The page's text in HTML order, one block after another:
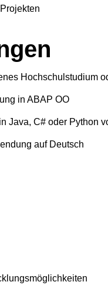
Hochschulstudium
in ABAP OO
Java, C# oder Python
auf Deutsch